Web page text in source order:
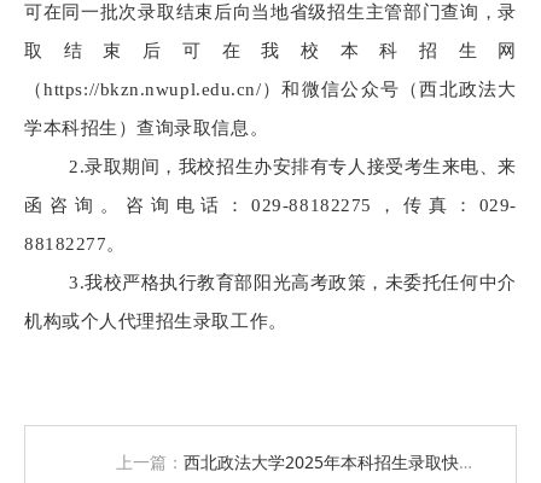
可在同一批次录取结束后向当地省级招生主管部门查询，录
取结束后可在我校本科招生网
（https://bkzn.nwupl.edu.cn/）和微信公众号（西北政法大
学本科招生）查询录取信息。
2.录取期间，我校招生办安排有专人接受考生来电、来
函咨询。咨询电话：029-88182275，传真：029-
88182277。
3.我校严格执行教育部阳光高考政策，未委托任何中介
机构或个人代理招生录取工作。
上一篇： 西北政法大学2025年本科招生录取快讯（九）